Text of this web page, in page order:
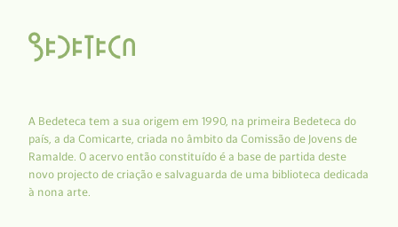
A Bedeteca tem a sua origem em 1990, na primeira Bedeteca do
país, a da Comicarte, criada no âmbito da Comissão de Jovens de
Ramalde. O acervo então constituído é a base de partida deste
novo projecto de criação e salvaguarda de uma biblioteca dedicada
à nona arte.